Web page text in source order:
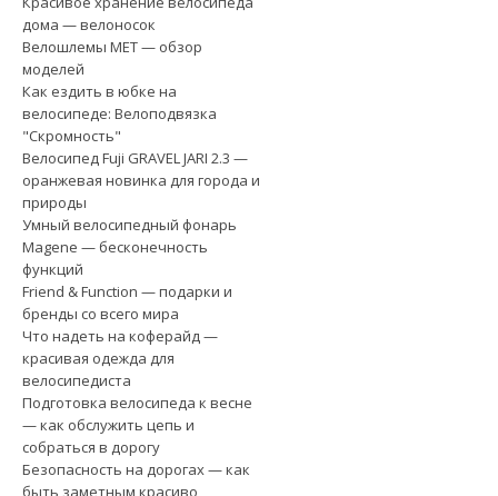
дома — велоносок
Велошлемы MET — обзор
моделей
Как ездить в юбке на
велосипеде: Велоподвязка
"Скромность"
Велосипед Fuji GRAVEL JARI 2.3 —
оранжевая новинка для города и
природы
Умный велосипедный фонарь
Magene — бесконечность
функций
Friend & Function — подарки и
бренды со всего мира
Что надеть на коферайд —
красивая одежда для
велосипедиста
Подготовка велосипеда к весне
— как обслужить цепь и
собраться в дорогу
Безопасность на дорогах — как
быть заметным красиво